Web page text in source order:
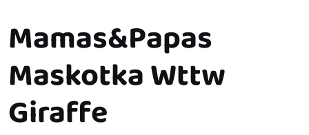
Mamas&Papas
Maskotka Wttw
Giraffe